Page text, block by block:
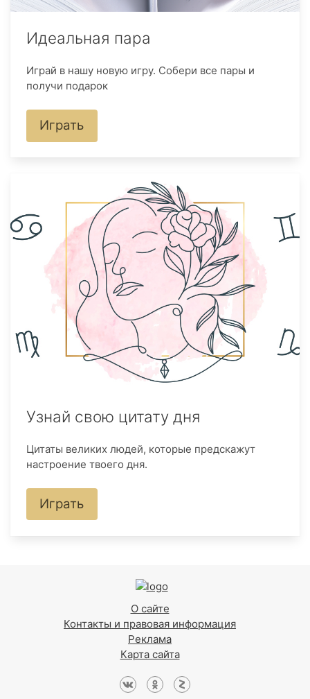
Идеальная пара
Играй в нашу новую игру. Собери все пары и
получи подарок
Играть
Узнай свою цитату дня
Цитаты великих людей, которые предскажут
настроение твоего дня.
Играть
О сайте
Контакты и правовая информация
Реклама
Карта сайта